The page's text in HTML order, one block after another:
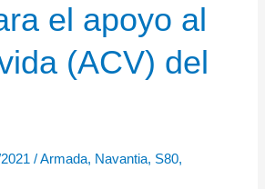
el apoyo al
(ACV) del
2021/Armada, Navantia, S80,